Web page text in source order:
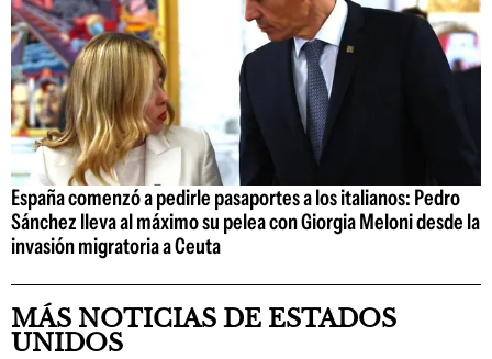
España comenzó a pedirle pasaportes a los italianos: Pedro
Sánchez lleva al máximo su pelea con Giorgia Meloni desde la
invasión migratoria a Ceuta
MÁS NOTICIAS DE ESTADOS
UNIDOS